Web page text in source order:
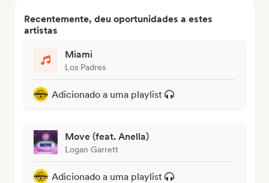
Recentemente, deu oportunidades a estes
artistas
Miami
Los Padres
Adicionado a uma playlist
Move (feat. Anella)
Logan Garrett
Adicionado a uma playlist